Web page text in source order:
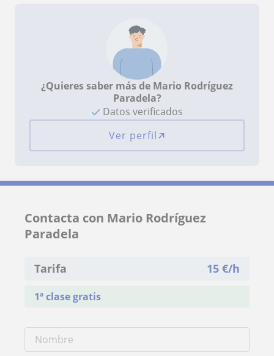
¿Quieres saber más de Mario Rodríguez
Paradela?
Datos verificados
Ver perfil
Contacta con Mario Rodríguez
Paradela
Tarifa 15 €/h
1ª clase gratis